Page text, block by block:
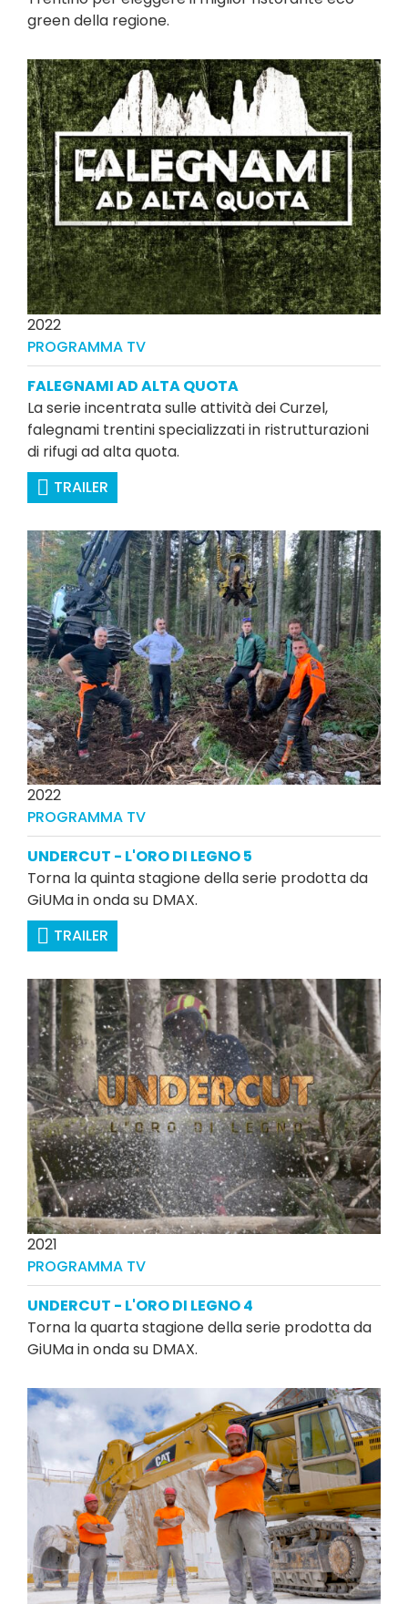
green della regione.
2022
PROGRAMMA TV
FALEGNAMI AD ALTA QUOTA
La serie incentrata sulle attività dei Curzel,
falegnami trentini specializzati in ristrutturazioni
di rifugi ad alta quota.
TRAILER
2022
PROGRAMMA TV
UNDERCUT - L'ORO DI LEGNO 5
Torna la quinta stagione della serie prodotta da
GiUMa in onda su DMAX.
TRAILER
2021
PROGRAMMA TV
UNDERCUT - L'ORO DI LEGNO 4
Torna la quarta stagione della serie prodotta da
GiUMa in onda su DMAX.